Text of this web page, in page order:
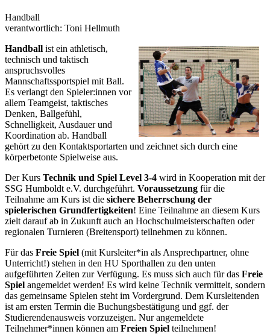
Handball
verantwortlich: Toni Hellmuth
Handball ist ein athletisch,
technisch und taktisch
anspruchsvolles
Mannschaftssportspiel mit Ball.
Es verlangt den Spieler:innen vor
allem Teamgeist, taktisches
Denken, Ballgefühl,
Schnelligkeit, Ausdauer und
Koordination ab. Handball
gehört zu den Kontaktsportarten und zeichnet sich durch eine
körperbetonte Spielweise aus.
Der Kurs Technik und Spiel Level 3-4 wird in Kooperation mit der
SSG Humboldt e.V. durchgeführt. Voraussetzung für die
Teilnahme am Kurs ist die sichere Beherrschung der
spielerischen Grundfertigkeiten! Eine Teilnahme an diesem Kurs
zielt darauf ab in Zukunft auch an Hochschulmeisterschaften oder
regionalen Turnieren (Breitensport) teilnehmen zu können.
Für das Freie Spiel (mit Kursleiter*in als Ansprechpartner, ohne
Unterricht!) stehen in den HU Sporthallen zu den unten
aufgeführten Zeiten zur Verfügung. Es muss sich auch für das Freie
Spiel angemeldet werden! Es wird keine Technik vermittelt, sondern
das gemeinsame Spielen steht im Vordergrund. Dem Kursleitenden
ist am ersten Termin die Buchungsbestätigung und ggf. der
Studierendenausweis vorzuzeigen. Nur angemeldete
Teilnehmer*innen können am Freien Spiel teilnehmen!